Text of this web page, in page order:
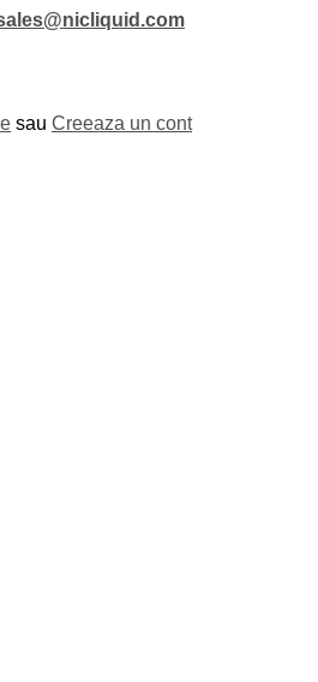
sau Creeaza un cont